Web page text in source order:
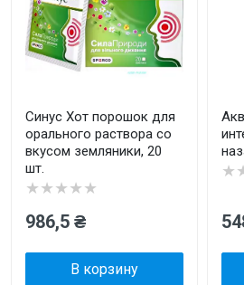
Синус Хот порошок для
орального раствора со
вкусом земляники, 20
шт.
★★★★★
986,5 ₴
В корзину